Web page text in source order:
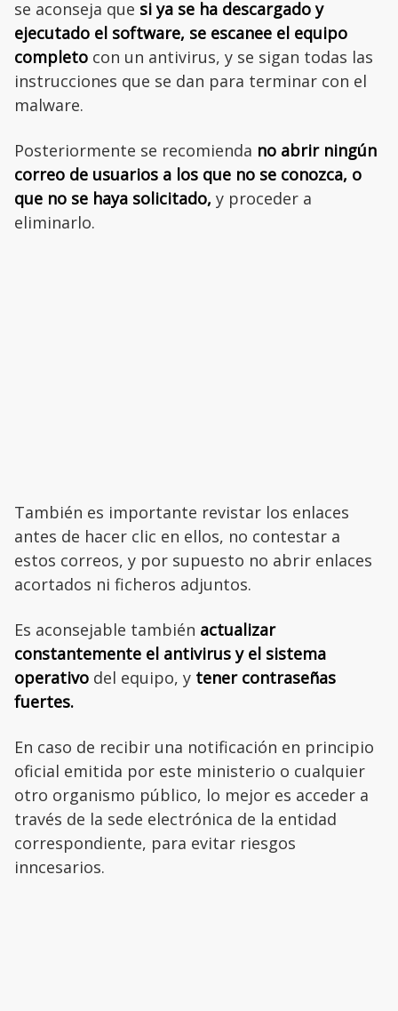
se aconseja que si ya se ha descargado y
ejecutado el software, se escanee el equipo
completo con un antivirus, y se sigan todas las
instrucciones que se dan para terminar con el
malware.
Posteriormente se recomienda no abrir ningún
correo de usuarios a los que no se conozca, o
que no se haya solicitado, y proceder a
eliminarlo.
También es importante revistar los enlaces
antes de hacer clic en ellos, no contestar a
estos correos, y por supuesto no abrir enlaces
acortados ni ficheros adjuntos.
Es aconsejable también actualizar
constantemente el antivirus y el sistema
operativo del equipo, y tener contraseñas
fuertes.
En caso de recibir una notificación en principio
oficial emitida por este ministerio o cualquier
otro organismo público, lo mejor es acceder a
través de la sede electrónica de la entidad
correspondiente, para evitar riesgos
inncesarios.